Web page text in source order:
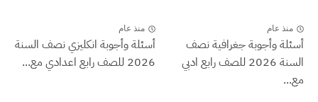
منذ عام
أسئلة وأجوبة جغرافية نصف
السنة 2026 للصف رابع ادبي
مع...
منذ عام
أسئلة وأجوبة انكليزي نصف السنة
2026 للصف رابع اعدادي مع...